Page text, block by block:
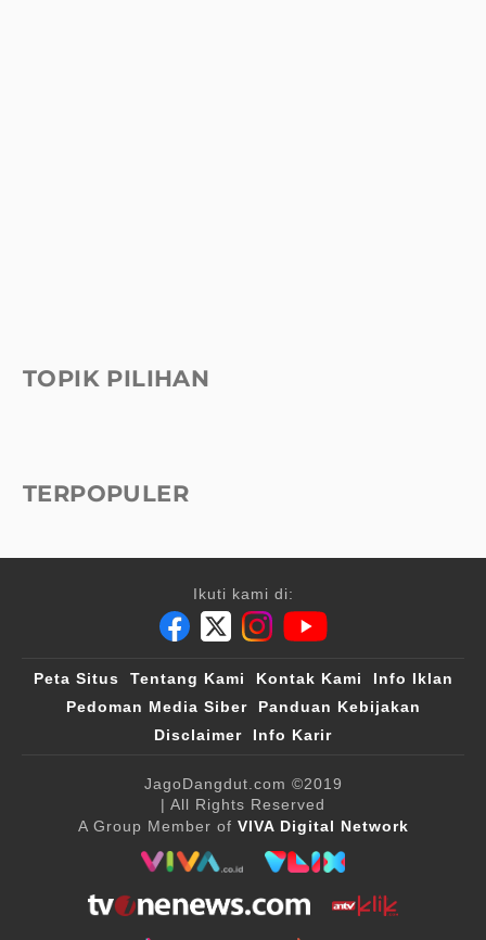
TOPIK PILIHAN
TERPOPULER
Ikuti kami di:
Peta Situs Tentang Kami Kontak Kami
Info Iklan
Pedoman Media Siber
Panduan Kebijakan
Disclaimer
Info Karir
JagoDangdut.com ©2019
| All Rights Reserved
A Group Member of VIVA Digital Network